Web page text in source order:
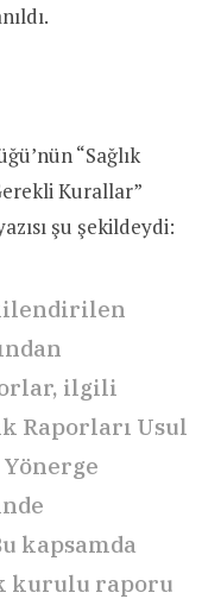
“Sağlık
Kurallar”
şu şekildeydi:
ilgili
Raporları Usul
kapsamda
kurulu raporu